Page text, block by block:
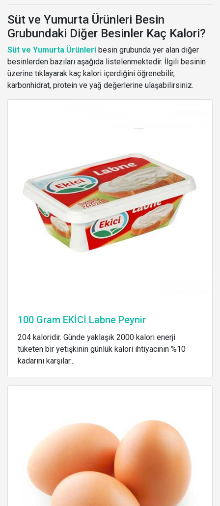
Süt ve Yumurta Ürünleri Besin
Grubundaki Diğer Besinler Kaç Kalori?
Süt ve Yumurta Ürünleri besin grubunda yer alan diğer
besinlerden bazıları aşağıda listelenmektedir. İlgili besinin
üzerine tıklayarak kaç kalori içerdiğini öğrenebilir,
karbonhidrat, protein ve yağ değerlerine ulaşabilirsiniz.
100 Gram EKİCİ Labne Peynir
204 kaloridir. Günde yaklaşık 2000 kalori enerji
tüketen bir yetişkinin günlük kalori ihtiyacının %10
kadarını karşılar...